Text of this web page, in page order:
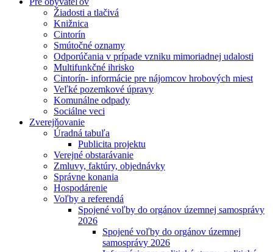
Žiadosti a tlačivá
Knižnica
Cintorín
Smútočné oznamy
Odporúčania v prípade vzniku mimoriadnej udalosti
Multifunkčné ihrisko
Cintorín- informácie pre nájomcov hrobových miest
Veľké pozemkové úpravy
Komunálne odpady
Sociálne veci
Zverejňovanie
Úradná tabuľa
Publicita projektu
Verejné obstarávanie
Zmluvy, faktúry, objednávky
Správne konania
Hospodárenie
Voľby a referendá
Spojené voľby do orgánov územnej samosprávy
2026
Spojené voľby do orgánov územnej
samosprávy 2026